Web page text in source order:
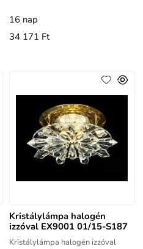
16 nap
34 171 Ft
Kristálylámpa halogén
izzóval EX9001 01/15-S187
Kristálylámpa halogén izzóval